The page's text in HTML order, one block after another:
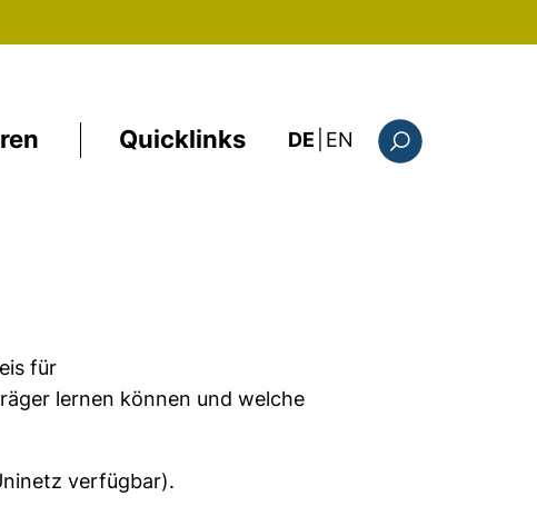
Quicklinks DE EN : this page in
für
lernen können und welche
öffnet neues Fenster)
verfügbar).